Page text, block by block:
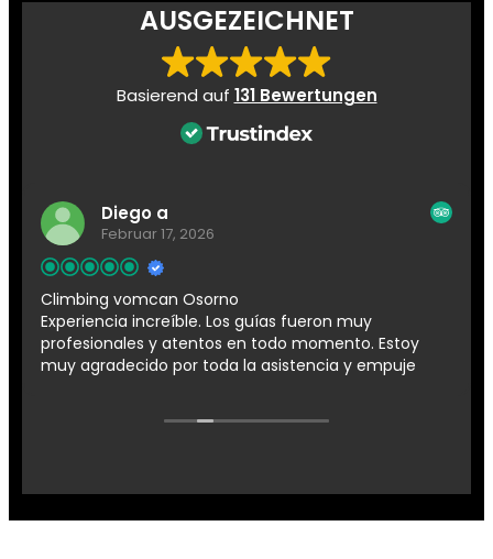
AUSGEZEICHNET
Basierend auf 131 Bewertungen
Diego a
Februar 17, 2026
Climbing vomcan Osorno
Experiencia increíble. Los guías fueron muy
profesionales y atentos en todo momento. Estoy
muy agradecido por toda la asistencia y empuje